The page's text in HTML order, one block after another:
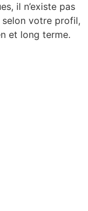
il n’existe pas
selon votre profil,
et long terme.